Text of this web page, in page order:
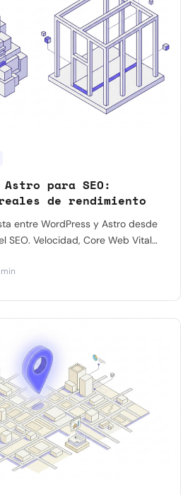
Astro para SEO:
de rendimiento
entre WordPress y Astro desde
SEO. Velocidad, Core Web Vitals,